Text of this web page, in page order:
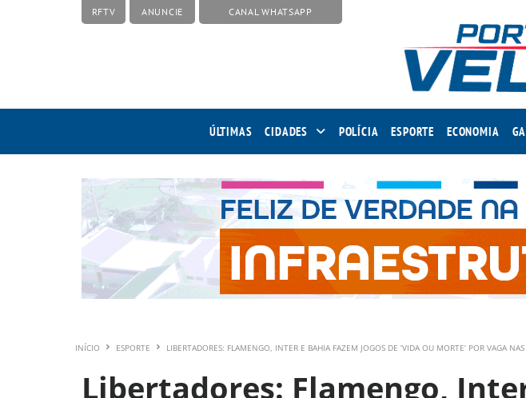
RFTV ANUNCIE CANAL WHATSAPP
ÚLTIMAS CIDADES POLÍCIA ESPORTE ECONOMIA
INÍCIO ESPORTE LIBERTADORES: FLAMENGO, INTER E BAHIA FAZEM JOGOS DE ‘VIDA OU MORTE’ POR VAGA
Libertadores: Flamengo,